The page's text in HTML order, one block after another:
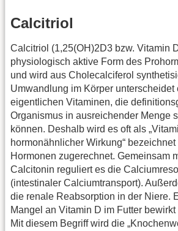
Calcitriol
Calcitriol (1,25(OH)2D3 bzw. Vitamin
physiologisch aktive Form des
und wird aus Cholecalciferol
Umwandlung im Körper unterscheidet
eigentlichen Vitaminen, die
Organismus in ausreichender Menge
können. Deshalb wird es oft als
hormonähnlicher Wirkung“ bezeichnet
Hormonen zugerechnet. Gemeinsam
Calcitonin reguliert es die
(intestinaler Calciumtransport).
die renale Reabsorption in der Niere.
Mangel an Vitamin D im Futter bewirkt
Mit diesem Begriff wird die